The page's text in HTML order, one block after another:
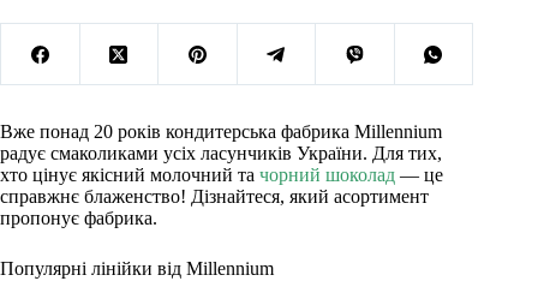
Вже понад 20 років кондитерська фабрика Millennium
радує смаколиками усіх ласунчиків України. Для тих,
хто цінує якісний молочний та чорний шоколад — це
справжнє блаженство! Дізнайтеся, який асортимент
пропонує фабрика.
Популярні лінійки від Millennium